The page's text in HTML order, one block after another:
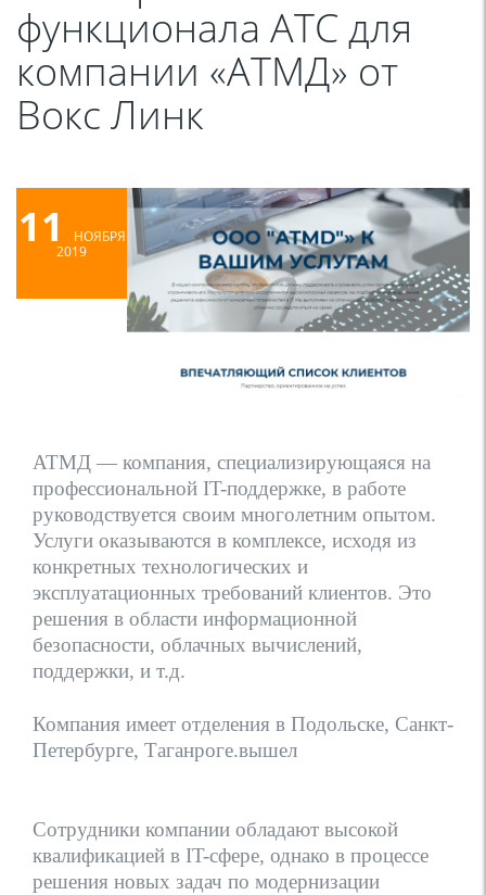
функционала АТС для
компании «АТМД» от
Вокс Линк
11
НОЯБРЯ
2019
АТМД — компания, специализирующаяся на
профессиональной IT-поддержке, в работе
руководствуется своим многолетним опытом.
Услуги оказываются в комплексе, исходя из
конкретных технологических и
эксплуатационных требований клиентов. Это
решения в области информационной
безопасности, облачных вычислений,
поддержки, и т.д.
Компания имеет отделения в Подольске, Санкт-
Петербурге, Таганроге.вышел
Сотрудники компании обладают высокой
квалификацией в IT-сфере, однако в процессе
решения новых задач по модернизации